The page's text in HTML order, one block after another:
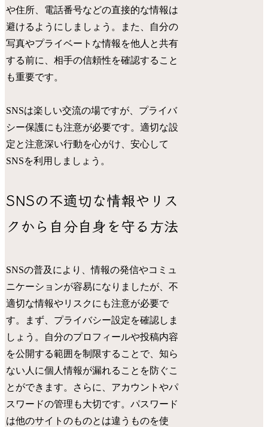
や住所、電話番号などの直接的な情報は
避けるようにしましょう。また、自分の
写真やプライベートな情報を他人と共有
する前に、相手の信頼性を確認すること
も重要です。
SNSは楽しい交流の場ですが、プライバ
シー保護にも注意が必要です。適切な設
定と注意深い行動を心がけ、安心して
SNSを利用しましょう。
SNSの不適切な情報やリス
クから自分自身を守る方法
SNSの普及により、情報の発信やコミュ
ニケーションが容易になりましたが、不
適切な情報やリスクにも注意が必要で
す。まず、プライバシー設定を確認しま
しょう。自分のプロフィールや投稿内容
を公開する範囲を制限することで、知ら
ない人に個人情報が漏れることを防ぐこ
とができます。さらに、アカウントやパ
スワードの管理も大切です。パスワード
は他のサイトのものとは違うものを使